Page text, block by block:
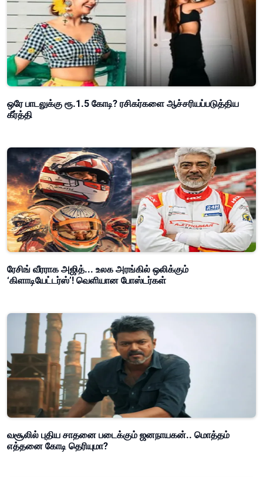
ஒரே பாடலுக்கு ரூ.1.5 கோடி? ரசிகர்களை ஆச்சரியப்படுத்திய
கீர்த்தி
ரேசிங் வீரராக அஜித்... உலக அரங்கில் ஒலிக்கும்
‘கிளாடியேட்டர்ஸ்’! வெளியான போஸ்டர்கள்
வசூலில் புதிய சாதனை படைக்கும் ஜனநாயகன்.. மொத்தம்
எத்தனை கோடி தெரியுமா?